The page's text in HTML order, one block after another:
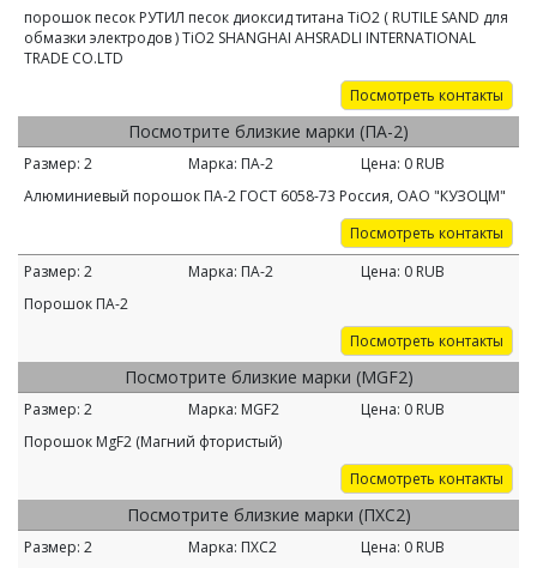
порошок песок РУТИЛ песок диоксид титана ТiO2 ( RUTILE SAND для
обмазки электродов ) TiO2 SHANGHAI AHSRADLI INTERNATIONAL
TRADE CО.LTD
Посмотреть контакты
Посмотрите близкие марки (ПА-2)
Размер: 2 Марка: ПА-2 Цена: 0 RUB
Алюминиевый порошок ПА-2 ГОСТ 6058-73 Россия, ОАО "КУЗОЦМ"
Посмотреть контакты
Размер: 2 Марка: ПА-2 Цена: 0 RUB
Порошок ПА-2
Посмотреть контакты
Посмотрите близкие марки (MGF2)
Размер: 2 Марка: MGF2 Цена: 0 RUB
Порошок MgF2 (Магний фтористый)
Посмотреть контакты
Посмотрите близкие марки (ПХС2)
Размер: 2 Марка: ПХС2 Цена: 0 RUB